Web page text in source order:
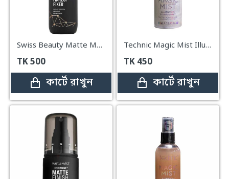
Swiss Beauty Matte Makeup Fixer – 70ml
TK500
কার্টে রাখুন
Technic Magic Mist Illuminating Setting Spray - Iridescent - 80ml
TK 450
কার্টে রাখুন